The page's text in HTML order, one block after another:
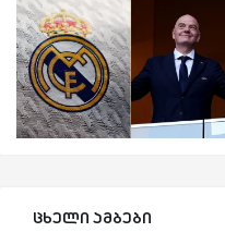
ცხელი ამბები